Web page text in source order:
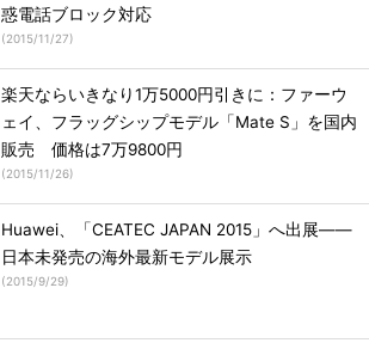
惑電話ブロック対応
(2015/11/27)
楽天ならいきなり1万5000円引きに：ファーウ
ェイ、フラッグシップモデル「Mate S」を国内
販売 価格は7万9800円
(2015/11/26)
Huawei、「CEATEC JAPAN 2015」へ出展――
日本未発売の海外最新モデル展示
(2015/9/29)